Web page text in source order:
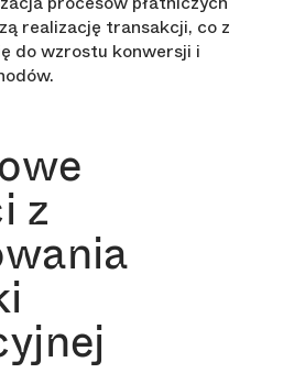
realizację transakcji, co z
do wzrostu konwersji i
z